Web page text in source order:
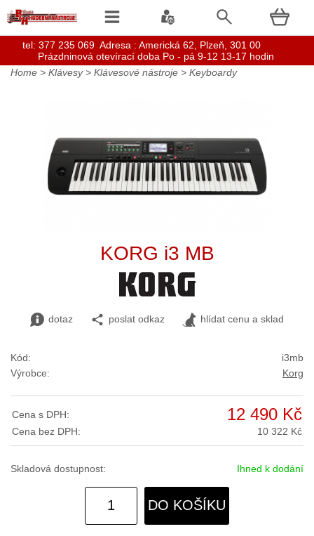
Home > Klávesy> Klávesové nástroje > Keyboardy
KORG i3 MB
dotaz poslat odkaz hlídat cenu a sklad
Kód:
i3mb
Výrobce:
Korg
Cena s DPH: 12 490 Kč
Cena bez DPH: 10 322 Kč
Skladová dostupnost: Ihned k dodání
DO KOŠÍKU
tel: 377 235 069 Adresa : Americká 62, Plzeň, 301 00
Prázdninová otevírací doba Po - pá 9-12 13-17 hodin